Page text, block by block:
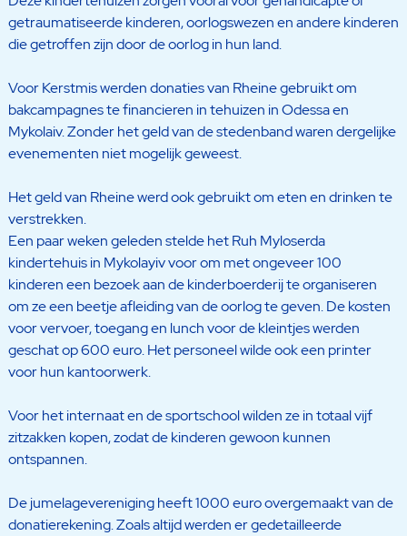
getraumatiseerde kinderen, oorlogswezen en andere kinderen
die getroffen zijn door de oorlog in hun land.
Voor Kerstmis werden donaties van Rheine gebruikt om
bakcampagnes te financieren in tehuizen in Odessa en
Mykolaiv. Zonder het geld van de stedenband waren dergelijke
evenementen niet mogelijk geweest.
Het geld van Rheine werd ook gebruikt om eten en drinken te
verstrekken.
Een paar weken geleden stelde het Ruh Myloserda
kindertehuis in Mykolayiv voor om met ongeveer 100
kinderen een bezoek aan de kinderboerderij te organiseren
om ze een beetje afleiding van de oorlog te geven. De kosten
voor vervoer, toegang en lunch voor de kleintjes werden
geschat op 600 euro. Het personeel wilde ook een printer
voor hun kantoorwerk.
Voor het internaat en de sportschool wilden ze in totaal vijf
zitzakken kopen, zodat de kinderen gewoon kunnen
ontspannen.
De jumelagevereniging heeft 1000 euro overgemaakt van de
donatierekening. Zoals altijd werden er gedetailleerde